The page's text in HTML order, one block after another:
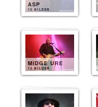
ASP
15 BILDER
MIDGE URE
12 BILDER